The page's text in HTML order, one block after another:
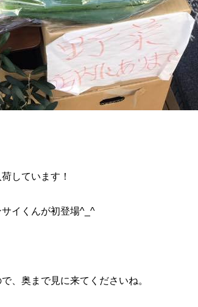
しています！
イくんが初登場^_^
、奥まで見に来てくださいね。